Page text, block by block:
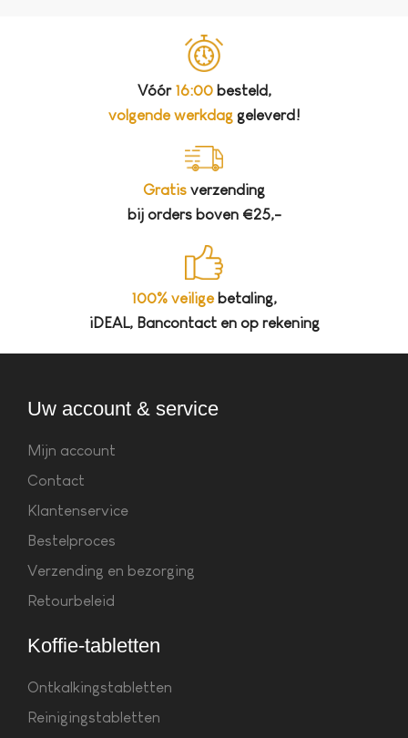
Vóór 16:00besteld,
volgende werkdaggeleverd!
Gratis verzending
bij orders boven €25,-
100% veiligebetaling,
iDEAL, Bancontact en op rekening
Uw account & service
Mijn account
Contact
Klantenservice
Bestelproces
Verzending en bezorging
Retourbeleid
Koffie-tabletten
Ontkalkingstabletten
Reinigingstabletten